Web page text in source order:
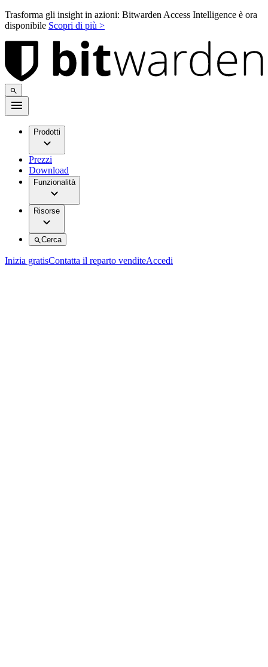
Trasforma gli insight in azioni: Bitwarden Access Intelligence è ora
disponibile Scopri di più >
Prodotti
Prezzi
Download
Funzionalità
Risorse
Cerca
Inizia gratisContatta il reparto venditeAccedi